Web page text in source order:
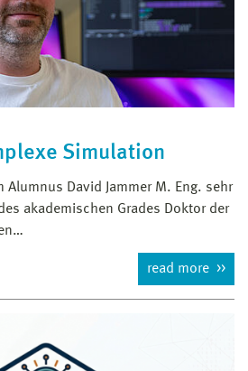
Simulation
Alumnus David Jammer M. Eng. sehr
akademischen Grades Doktor der
read more